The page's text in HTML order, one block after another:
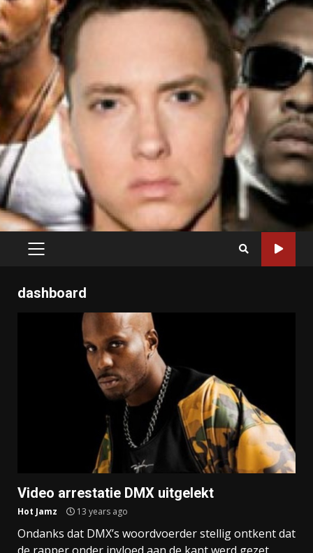
PRIMARY
dashboard
Video arrestatie DMX uitgelekt
Hot Jamz 13 years ago
Ondanks dat DMX’s woordvoerder stellig ontkent dat